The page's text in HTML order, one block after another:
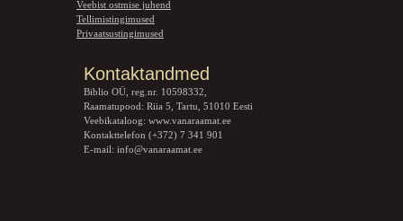
Veebist ostmise juhend
Tellimistingimused
Privaatsustingimused
Kontaktandmed
Biblio OÜ, reg.nr. 10598332,
Raamatupood: Riia 5, Tartu, 51010 Eesti
Veebikataloog: www.vanaraamat.ee
Kontakttelefon (+372) 7 341 901
E-mail: info@vanaraamat.ee